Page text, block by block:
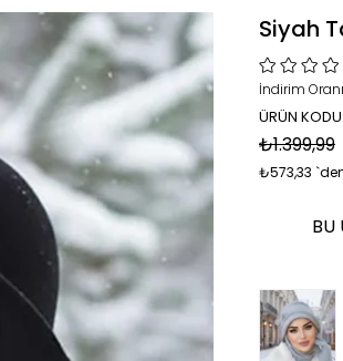
Siyah
İndirim Oranı
ÜRÜN
₺1.399,99
₺573,33
BU